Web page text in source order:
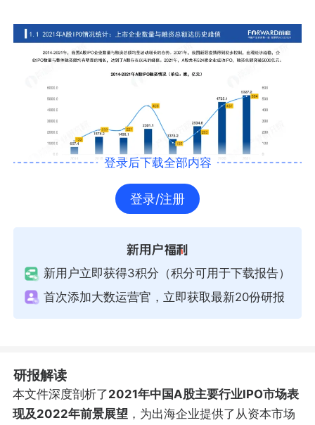
登录后下载全部内容
登录/注册
新用户立即获得3积分（积分可用于下载报告）
首次添加大数运营官，立即获取最新20份研报
研报解读
本文件深度剖析了2021年中国A股主要行业IPO市场表
现及2022年前景展望，为出海企业提供了从资本市场